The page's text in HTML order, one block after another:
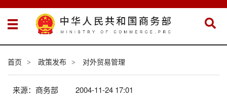
首页 > 政策发布 > 对外贸易管理
来源：商务部 2004-11-24 17:01